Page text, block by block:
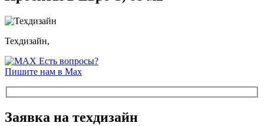
Техдизайн,
Есть вопросы?
Пишите нам в Max
Заявка на техдизайн